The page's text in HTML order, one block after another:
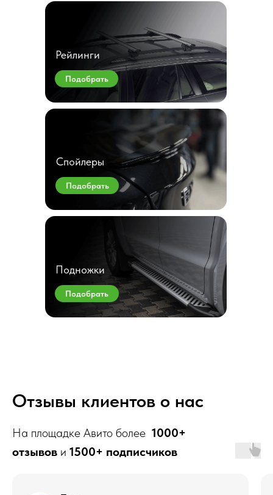
Подножки
Подобрать
Спойлеры
Подобрать
Рейлинги
Подобрать
Отзывы клиентов о нас
На площадке Авито более 1000+
отзывов и 1500+ подписчиков